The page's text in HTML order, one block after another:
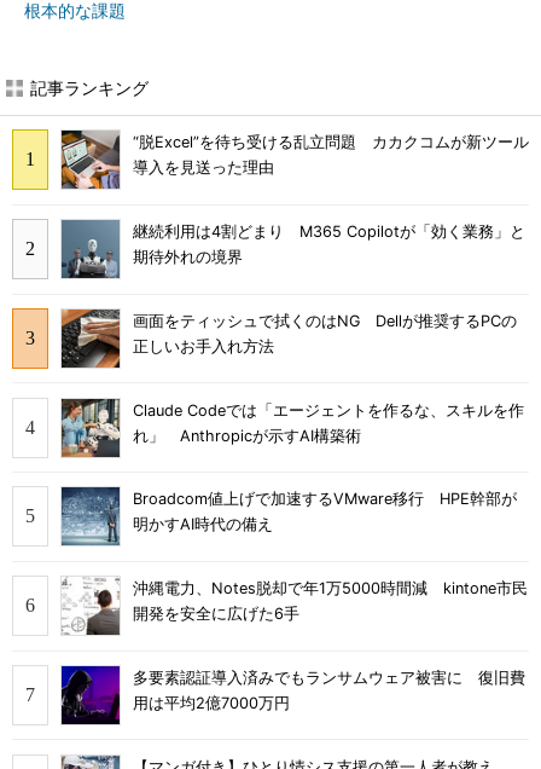
根本的な課題
記事ランキング
“脱Excel”を待ち受ける乱立問題 カカクコムが新ツール
導入を見送った理由
継続利用は4割どまり M365 Copilotが「効く業務」と
期待外れの境界
画面をティッシュで拭くのはNG Dellが推奨するPCの
正しいお手入れ方法
Claude Codeでは「エージェントを作るな、スキルを作
れ」 Anthropicが示すAI構築術
Broadcom値上げで加速するVMware移行 HPE幹部が
明かすAI時代の備え
沖縄電力、Notes脱却で年1万5000時間減 kintone市民
開発を安全に広げた6手
多要素認証導入済みでもランサムウェア被害に 復旧費
用は平均2億7000万円